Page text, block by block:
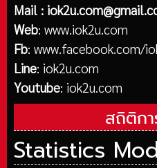
Mail :
Web: www.iok2u.com
Fb: www.facebook.com/
Line: iok2u.com
Youtube: iok2u.com
สถิติกา
Statistics